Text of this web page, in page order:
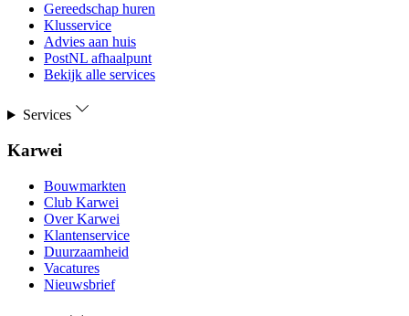
Gereedschap huren
Klusservice
Advies aan huis
PostNL afhaalpunt
Bekijk alle services
Services
Karwei
Bouwmarkten
Club Karwei
Over Karwei
Klantenservice
Duurzaamheid
Vacatures
Nieuwsbrief